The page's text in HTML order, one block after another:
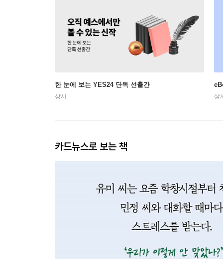
한 눈에 보는 YES24 단독 선출간
상시 상
카드뉴스로 보는 책